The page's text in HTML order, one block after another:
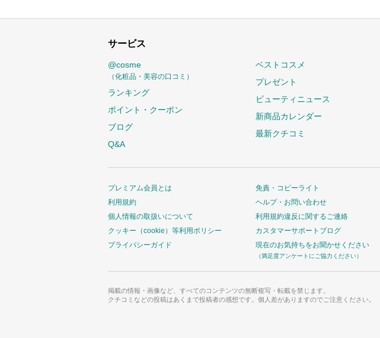
サービス
@cosme
（化粧品・美容の口コミ）
ランキング
ポイント・クーポン
ブログ
Q&A
ベストコスメ
プレゼント
ビューティニュース
新商品カレンダー
最新クチコミ
プレミアム会員とは
利用規約
個人情報の取扱いについて
クッキー（cookie）等利用ポリシー
プライバシーガイド
免責・コピーライト
ヘルプ・お問い合わせ
利用規約違反に関するご連絡
カスタマーサポートブログ
現在のお気持ちをお聞かせください
（満足度アンケートにご協力ください）
掲載の情報・画像など、すべてのコンテンツの無断複写・転載を禁じます。
クチコミなどの投稿はあくまで投稿者の感想です。個人差がありますのでご注意ください。